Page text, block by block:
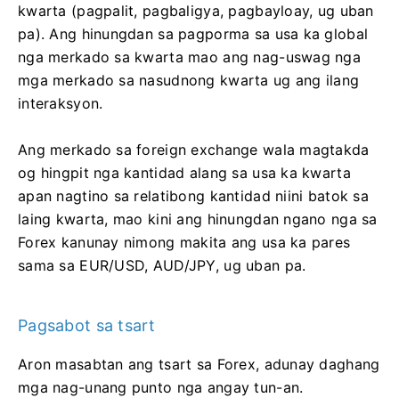
kwarta (pagpalit, pagbaligya, pagbayloay, ug uban
pa). Ang hinungdan sa pagporma sa usa ka global
nga merkado sa kwarta mao ang nag-uswag nga
mga merkado sa nasudnong kwarta ug ang ilang
interaksyon.
Ang merkado sa foreign exchange wala magtakda
og hingpit nga kantidad alang sa usa ka kwarta
apan nagtino sa relatibong kantidad niini batok sa
laing kwarta, mao kini ang hinungdan ngano nga sa
Forex kanunay nimong makita ang usa ka pares
sama sa EUR/USD, AUD/JPY, ug uban pa.
Pagsabot sa tsart
Aron masabtan ang tsart sa Forex, adunay daghang
mga nag-unang punto nga angay tun-an.